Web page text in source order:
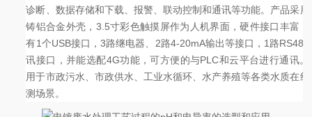
诊断、数据存储和下载、报警、联动控制和通讯等功能。产品采用
铸铝合金外壳，3.5寸彩色触摸屏作为人机界面，硬件接口丰富，
有1个USB接口，3路继电器、2路4-20mA输出等接口，1路RS485
讯接口，并能选配4G功能，可方便的与PLC和云平台进行通讯。
用于市政污水、市政供水、工业水循环、水产养殖等各类水质在线
测场景。